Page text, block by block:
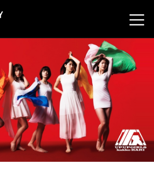
toggle